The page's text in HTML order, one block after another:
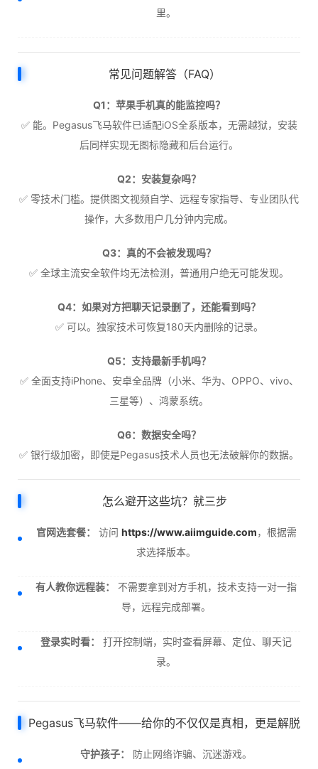
里。
常见问题解答（FAQ）
Q1：苹果手机真的能监控吗？
✅ 能。Pegasus飞马软件已适配iOS全系版本，无需越狱，安装
后同样实现无图标隐藏和后台运行。
Q2：安装复杂吗？
✅ 零技术门槛。提供图文视频自学、远程专家指导、专业团队代
操作，大多数用户几分钟内完成。
Q3：真的不会被发现吗？
✅ 全球主流安全软件均无法检测，普通用户绝无可能发现。
Q4：如果对方把聊天记录删了，还能看到吗？
✅ 可以。独家技术可恢复180天内删除的记录。
Q5：支持最新手机吗？
✅ 全面支持iPhone、安卓全品牌（小米、华为、OPPO、vivo、
三星等）、鸿蒙系统。
Q6：数据安全吗？
✅ 银行级加密，即使是Pegasus技术人员也无法破解你的数据。
怎么避开这些坑？就三步
官网选套餐： 访问 https://www.aiimguide.com，根据需
求选择版本。
有人教你远程装：
不需要拿到对方手机，技术支持一对一指
导，远程完成部署。
登录实时看：
打开控制端，实时查看屏幕、定位、聊天记
录。
Pegasus飞马软件——给你的不仅仅是真相，更是解脱
守护孩子： 防止网络诈骗、沉迷游戏。